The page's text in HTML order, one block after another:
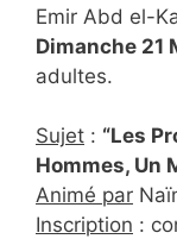
Emir Abd el-
Dimanche 21
adultes.
Sujet : “Les
Hommes, Un
Animé par
Inscription :